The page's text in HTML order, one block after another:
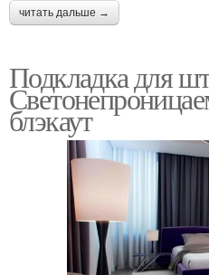
читать дальше →
Подкладка для
блэкаут